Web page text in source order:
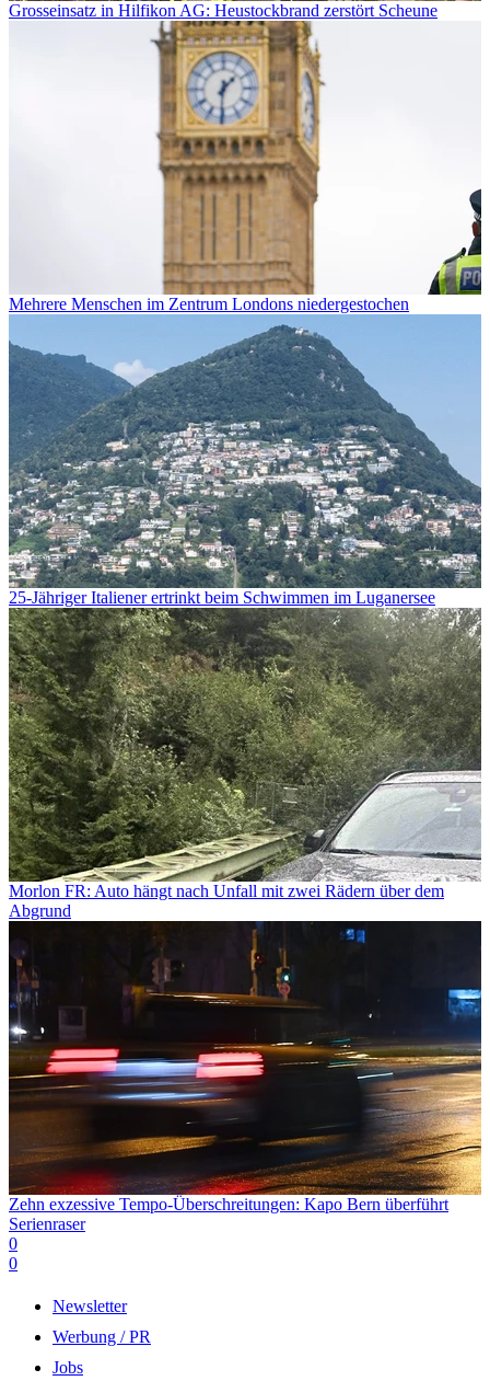
Grosseinsatz in Hilfikon AG: Heustockbrand zerstört Scheune
Mehrere Menschen im Zentrum Londons niedergestochen
25-Jähriger Italiener ertrinkt beim Schwimmen im Luganersee
Morlon FR: Auto hängt nach Unfall mit zwei Rädern über dem
Abgrund
Zehn exzessive Tempo-Überschreitungen: Kapo Bern überführt
Serienraser
0
0
Newsletter
Werbung / PR
Jobs